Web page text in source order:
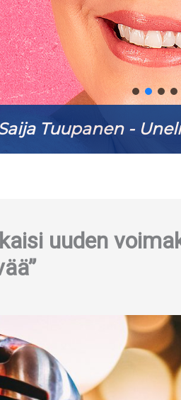
Tuupanen -
uuden